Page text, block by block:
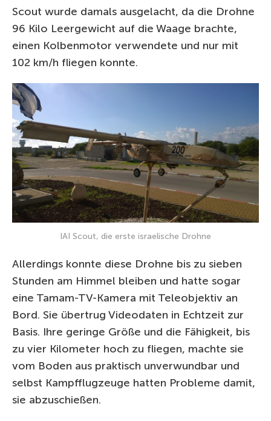
Scout wurde damals ausgelacht, da die Drohne
96 Kilo Leergewicht auf die Waage brachte,
einen Kolbenmotor verwendete und nur mit
102 km/h fliegen konnte.
IAI Scout, die erste israelische Drohne
Allerdings konnte diese Drohne bis zu sieben
Stunden am Himmel bleiben und hatte sogar
eine Tamam-TV-Kamera mit Teleobjektiv an
Bord. Sie übertrug Videodaten in Echtzeit zur
Basis. Ihre geringe Größe und die Fähigkeit, bis
zu vier Kilometer hoch zu fliegen, machte sie
vom Boden aus praktisch unverwundbar und
selbst Kampfflugzeuge hatten Probleme damit,
sie abzuschießen.